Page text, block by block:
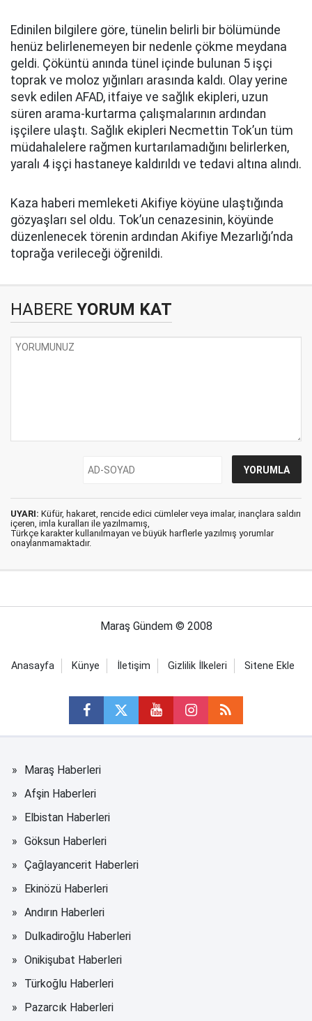
Edinilen bilgilere göre, tünelin belirli bir bölümünde
henüz belirlenemeyen bir nedenle çökme meydana
geldi. Çöküntü anında tünel içinde bulunan 5 işçi
toprak ve moloz yığınları arasında kaldı. Olay yerine
sevk edilen AFAD, itfaiye ve sağlık ekipleri, uzun
süren arama-kurtarma çalışmalarının ardından
işçilere ulaştı. Sağlık ekipleri Necmettin Tok’un tüm
müdahalelere rağmen kurtarılamadığını belirlerken,
yaralı 4 işçi hastaneye kaldırıldı ve tedavi altına alındı.
Kaza haberi memleketi Akifiye köyüne ulaştığında
gözyaşları sel oldu. Tok’un cenazesinin, köyünde
düzenlenecek törenin ardından Akifiye Mezarlığı’nda
toprağa verileceği öğrenildi.
HABERE YORUM KAT
UYARI: Küfür, hakaret, rencide edici cümleler veya imalar, inançlara saldırı
içeren, imla kuralları ile yazılmamış,
Türkçe karakter kullanılmayan ve büyük harflerle yazılmış yorumlar
onaylanmamaktadır.
Maraş Gündem © 2008
Anasayfa Künye İletişim Gizlilik İlkeleri Sitene Ekle
Maraş Haberleri
Afşin Haberleri
Elbistan Haberleri
Göksun Haberleri
Çağlayancerit Haberleri
Ekinözü Haberleri
Andırın Haberleri
Dulkadiroğlu Haberleri
Onikişubat Haberleri
Türkoğlu Haberleri
Pazarcık Haberleri